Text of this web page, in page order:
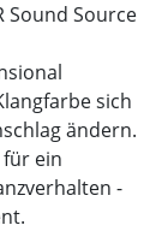
Sound Source
sich
ändern.
für ein
-